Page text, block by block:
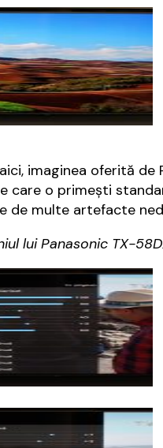
imaginea oferită
care o primești
de multe artefacte
lui Panasonic TX-